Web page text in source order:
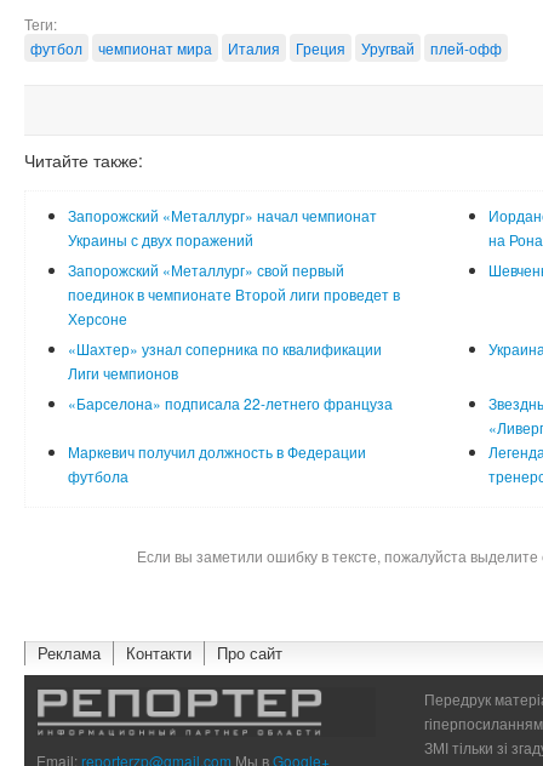
Теги:
футбол
чемпионат мира Италия Греция Уругвай плей-офф
Читайте также:
Запорожский «Металлург» начал чемпионат
Украины с двух поражений
на
Запорожский «Металлург» свой первый
поединок в чемпионате Второй лиги проведет в
Херсоне
«Шахтер» узнал соперника по квалификации
Лиги чемпионов
«Барселона» подписала 22-летнего француза
Маркевич получил должность в Федерации
футбола
Если вы заметили ошибку в тексте, пожалуйста
Реклама Контакти Про сайт
Email:reporterzp@gmail.com Мы вGoogle+
Передрук
ЗМІ тільки зі